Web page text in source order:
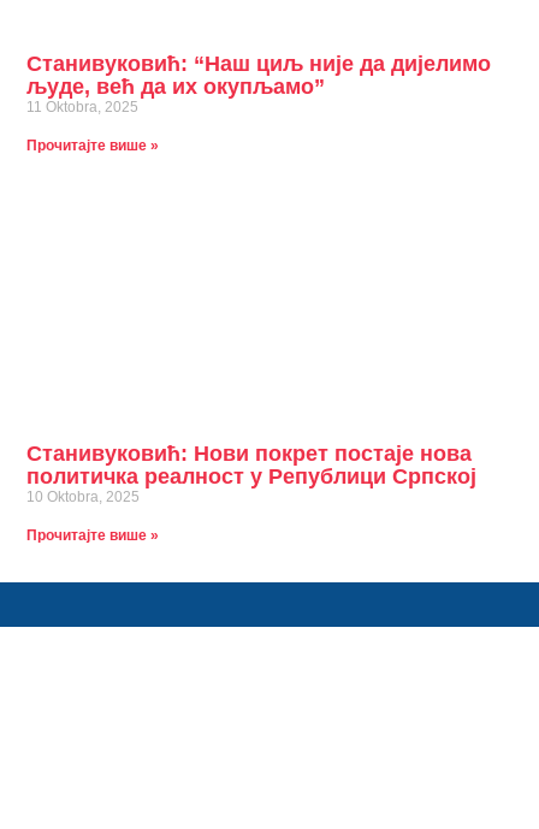
Станивуковић: “Наш циљ није да дијелимо
људе, већ да их окупљамо”
11 Oktobra, 2025
Прочитајте више »
Станивуковић: Нови покрет постаје нова
политичка реалност у Републици Српској
10 Oktobra, 2025
Прочитајте више »